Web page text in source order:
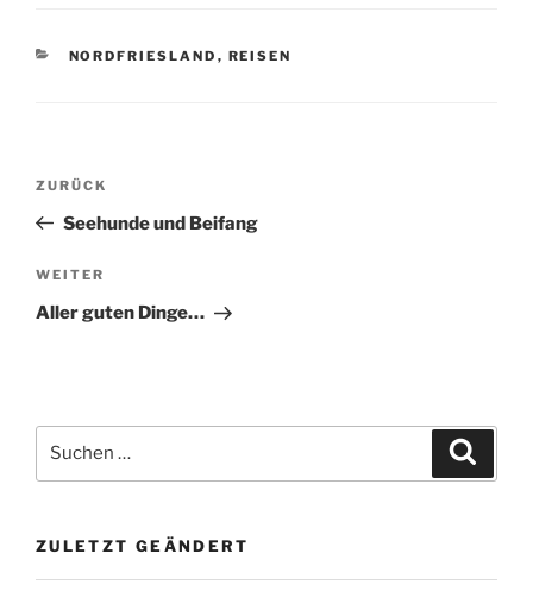
KATEGORIEN
NORDFRIESLAND , REISEN
Beitragsnavigation
Vorheriger
Beitrag
ZURÜCK
Seehunde und Beifang
Nächster
Beitrag
WEITER
Aller guten Dinge…
nach:
ZULETZT GEÄNDERT